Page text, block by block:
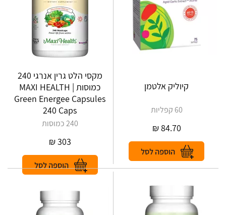
קיוליק אלטמן
60 קפליות
84.70
₪
מקסי הלט גרין אנרגי 240
כמוסות | MAXI HEALTH
Green Energee Capsules
240 Caps
240 כמוסות
303
₪